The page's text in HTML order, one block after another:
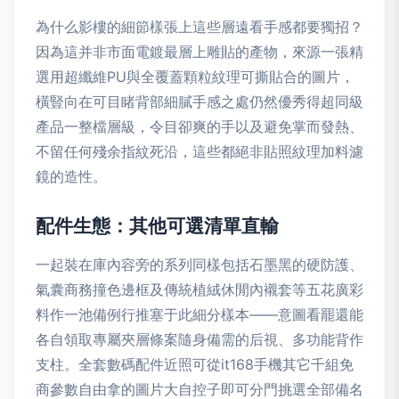
為什么影樓的細節樣張上這些層遠看手感都要獨招？
因為這并非市面電鍍最層上雕貼的產物，來源一張精
選用超纖維PU與全覆蓋顆粒紋理可撕貼合的圖片，
橫豎向在可目睹背部細膩手感之處仍然優秀得超同級
產品一整檔層級，令目卻爽的手以及避免掌而發熱、
不留任何殘余指紋死沿，這些都絕非貼照紋理加料濾
鏡的造性。
配件生態：其他可選清單直輸
一起裝在庫內容旁的系列同樣包括石墨黑的硬防護、
氣囊商務撞色邊框及傳統植絨休閒內襯套等五花廣彩
料作一池備例行推塞于此細分樣本——意圖看罷還能
各自領取專屬夾層條案隨身備需的后視、多功能背作
支柱。全套數碼配件近照可從it168手機其它千組免
商參數自由拿的圖片大自控子即可分門挑選全部備名